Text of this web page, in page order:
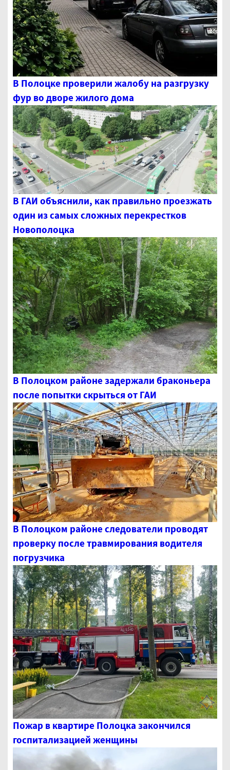
В Полоцке проверили жалобу на разгрузку
фур во дворе жилого дома
В ГАИ объяснили, как правильно проезжать
один из самых сложных перекрестков
Новополоцка
В Полоцком районе задержали браконьера
после попытки скрыться от ГАИ
В Полоцком районе следователи проводят
проверку после травмирования водителя
погрузчика
Пожар в квартире Полоцка закончился
госпитализацией женщины